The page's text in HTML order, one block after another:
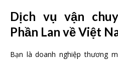
Dịch vụ vận
Phần Lan về Việt
Bạn là doanh nghiệp thương